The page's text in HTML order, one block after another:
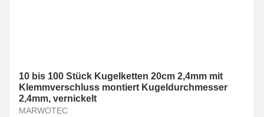
10 bis 100 Stück Kugelketten 20cm 2,4mm mit
Klemmverschluss montiert Kugeldurchmesser
2,4mm, vernickelt
MARWOTEC